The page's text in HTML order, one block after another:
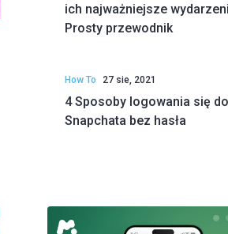
ich najważniejsze
Prosty przewodnik
How To 27 sie, 2021
4 Sposoby logowania się
Snapchata bez hasła